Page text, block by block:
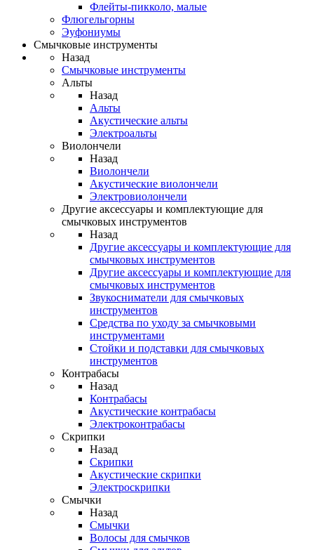
Флейты-пикколо, малые
Флюгельгорны
Эуфониумы
Смычковые инструменты
Назад
Смычковые инструменты
Альты
Назад
Альты
Акустические альты
Электроальты
Виолончели
Назад
Виолончели
Акустические виолончели
Электровиолончели
Другие аксессуары и комплектующие для
смычковых инструментов
Назад
Другие аксессуары и комплектующие для
смычковых инструментов
Другие аксессуары и комплектующие для
смычковых инструментов
Звукосниматели для смычковых
инструментов
Средства по уходу за смычковыми
инструментами
Стойки и подставки для смычковых
инструментов
Контрабасы
Назад
Контрабасы
Акустические контрабасы
Электроконтрабасы
Скрипки
Назад
Скрипки
Акустические скрипки
Электроскрипки
Смычки
Назад
Смычки
Волосы для смычков